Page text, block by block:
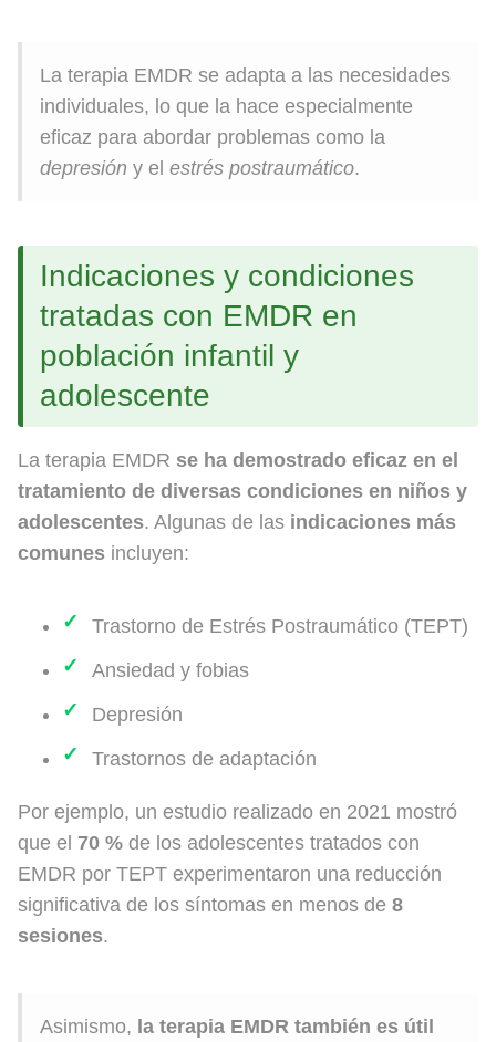
La terapia EMDR se adapta a las necesidades
individuales, lo que la hace especialmente
eficaz para abordar problemas como la
depresión y el estrés postraumático.
Indicaciones y condiciones
tratadas con EMDR en
población infantil y
adolescente
La terapia EMDR se ha demostrado eficaz en el
tratamiento de diversas condiciones en niños y
adolescentes. Algunas de las indicaciones más
comunes incluyen:
Trastorno de Estrés Postraumático (TEPT)
Ansiedad y fobias
Depresión
Trastornos de adaptación
Por ejemplo, un estudio realizado en 2021 mostró
que el 70 % de los adolescentes tratados con
EMDR por TEPT experimentaron una reducción
significativa de los síntomas en menos de 8
sesiones.
Asimismo, la terapia EMDR también es útil